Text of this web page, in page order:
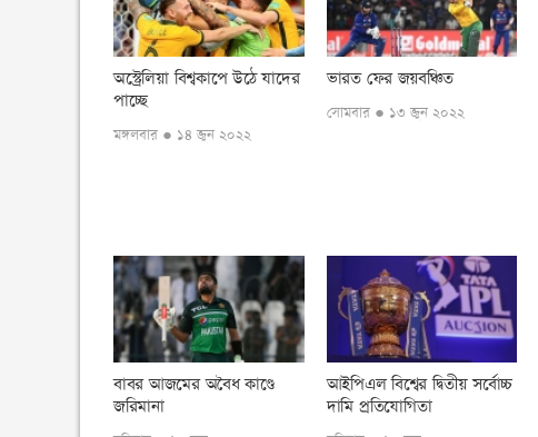
অস্ট্রেলিয়া বিশ্বকাপে উঠে যাদের
পাচ্ছে
মঙ্গলবার ● ১৪ জুন ২০২২
ভারত ফের জয়বঞ্চিত
সোমবার ● ১৩ জুন ২০২২
বাবর আজমের অবৈধ কাণ্ডে
জরিমানা
আইপিএল বিশ্বের দ্বিতীয় সর্বোচ্চ
দামি প্রতিযোগিতা